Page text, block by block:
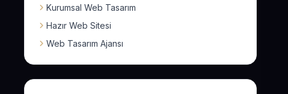
Kurumsal Web Tasarım
Hazır Web Sitesi
Web Tasarım Ajansı